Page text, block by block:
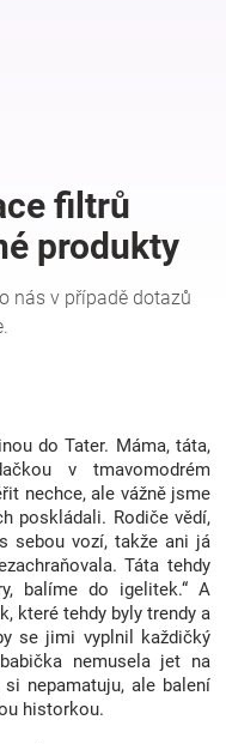
do Tater. Máma, táta,
v tmavomodrém
nechce, ale vážně jsme
poskládali. Rodiče vědí,
sebou vozí, takže ani já
Táta tehdy
balíme do igelitek.“ A
které tehdy byly trendy a
se jimi vyplnil každičký
nemusela jet na
nepamatuju, ale balení
historkou.